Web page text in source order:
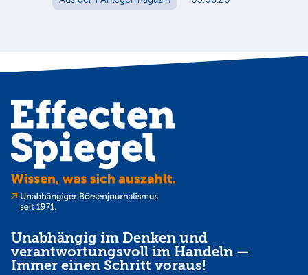
Unabhängig im Denken und
verantwortungsvoll im Handeln —
Immer einen Schritt voraus!